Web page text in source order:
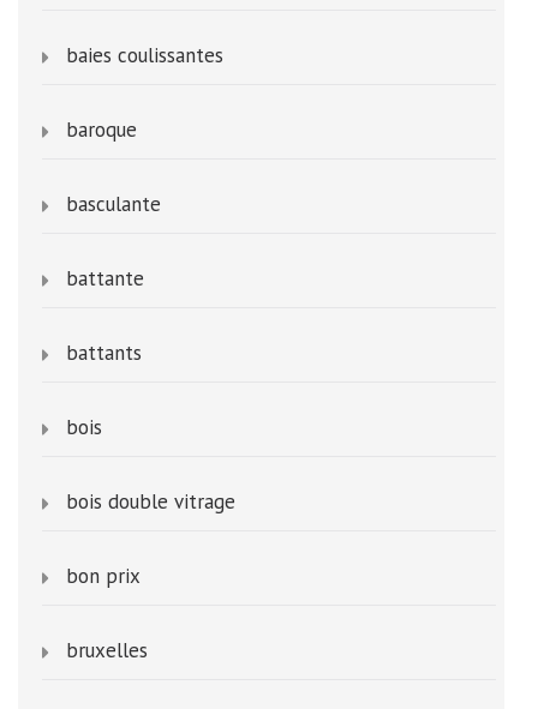
baies coulissantes
baroque
basculante
battante
battants
bois
bois double vitrage
bon prix
bruxelles